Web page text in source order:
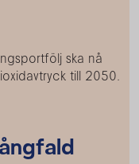
ska nå
till 2050.